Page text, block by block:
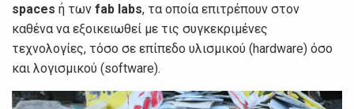
spaces ή των fab labs, τα οποία επιτρέπουν στον
καθένα να εξοικειωθεί με τις συγκεκριμένες
τεχνολογίες, τόσο σε επίπεδο υλισμικού (hardware) όσο
και λογισμικού (software).